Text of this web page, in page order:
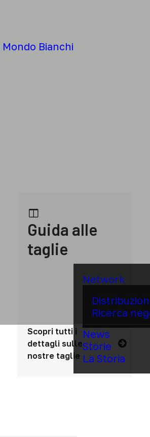
Mondo Bianchi
Network
Ricerca
News
Storie
La Storia
Guida alle
taglie
Scopri tutti i
dettagli sulle
nostre taglie